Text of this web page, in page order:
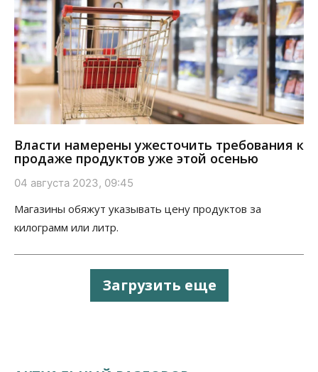
Власти намерены ужесточить требования к
продаже продуктов уже этой осенью
04 августа 2023, 09:45
Магазины обяжут указывать цену продуктов за
килограмм или литр.
Загрузить еще